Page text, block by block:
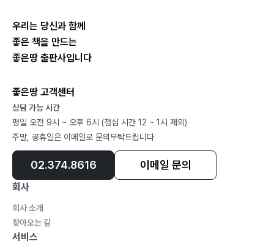
소 리063
참는 자064
지나가니까065
예수님의 보혈067
외 침068
알게 하시네069
하나님은 있느니라070
아브라함의 고백072
울지마074
나아만의 신앙고백075
다시 오리라076
합력하여 선을 이루시는 하나님078
우리는 당신과 함께
좋은 책을 만드는
좋은땅 출판사입니다
좋은땅 고객센터
상담 가능 시간
평일 오전 9시 ~ 오후 6시 (점심 시간 12 ~ 1시 제외)
주말, 공휴일은 이메일로 문의부탁드립니다
02.374.8616 이메일 문의
회사
회사 소개
찾아오는 길
서비스